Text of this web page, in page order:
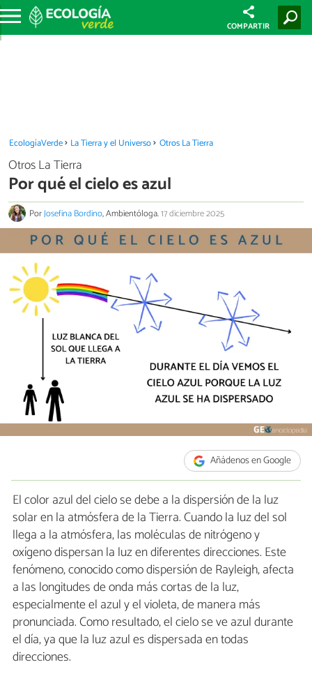
COMPARTIR
EcologíaVerde La Tierra y el Universo Otros La Tierra
Otros La Tierra
Por qué el cielo es azul
PorJosefina Bordino, Ambientóloga.17 diciembre 2025
Añádenos en Google
El color azul del cielo se debe a la dispersión de la luz
solar en la atmósfera de la Tierra. Cuando la luz del sol
llega a la atmósfera, las moléculas de nitrógeno y
oxígeno dispersan la luz en diferentes direcciones. Este
fenómeno, conocido como dispersión de Rayleigh, afecta
a las longitudes de onda más cortas de la luz,
especialmente el azul y el violeta, de manera más
pronunciada. Como resultado, el cielo se ve azul durante
el día, ya que la luz azul es dispersada en todas
direcciones.